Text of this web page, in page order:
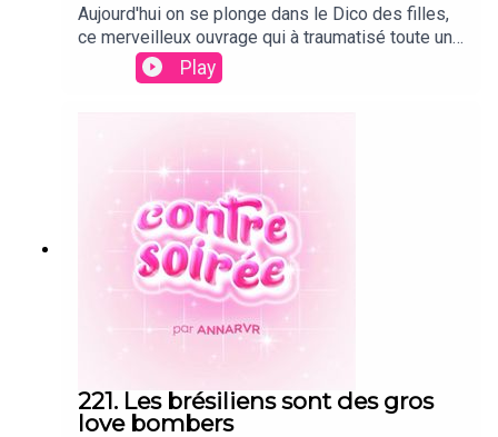
Aujourd'hui on se plonge dans le Dico des filles,
ce merveilleux ouvrage qui à traumatisé toute une
génération, et on parle de ma relation aux poils.
Play
221. Les brésiliens sont des gros
love bombers